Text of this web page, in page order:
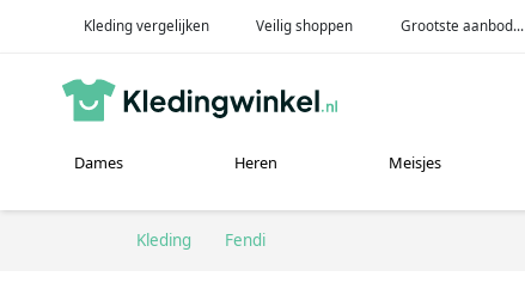
Kleding vergelijken Veilig shoppen Grootste aanbod...
Dames Heren Meisjes
Kleding Fendi